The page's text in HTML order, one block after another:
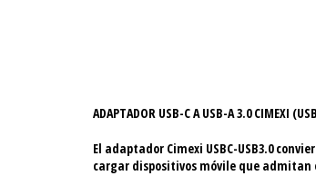
ADAPTADOR USB-C A USB-A 3.0 CIMEXI
El adaptador Cimexi USBC-USB3.0
cargar dispositivos móvile que admitan